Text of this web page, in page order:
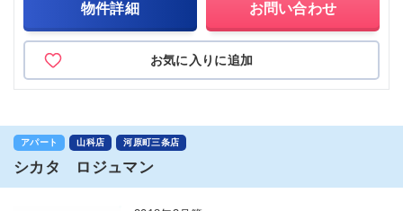
物件詳細 お問い合わせ
お気に入りに追加
アパート 山科店 河原町三条店
シカタ ロジュマン